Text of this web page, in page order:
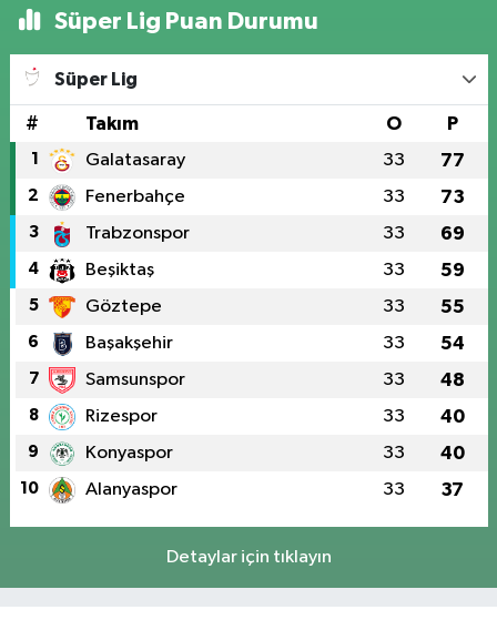
Süper Lig Puan Durumu
Süper Lig
# Takım O P
1 Galatasaray 33 77
2 Fenerbahçe 33 73
3 Trabzonspor 33 69
4 Beşiktaş 33 59
5 Göztepe 33 55
6 Başakşehir 33 54
7 Samsunspor 33 48
8 Rizespor 33 40
9 Konyaspor 33 40
10 Alanyaspor 33 37
Detaylar için tıklayın